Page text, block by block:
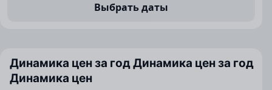
Выбрать даты
Динамика цен за годДинамика цен за год
Динамика цен